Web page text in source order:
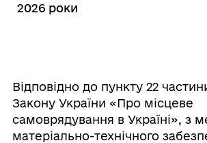
2026 роки
Відповідно до пункту 22
Закону України «Про місцеве
самоврядування в Україні», з
матеріально-технічного